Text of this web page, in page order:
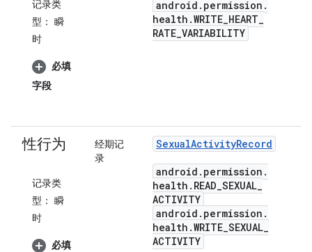
记录类
型： 瞬
时
必填
字段
android . permission .
health .WRITE_HEART_
RATE_VARIABILITY
性行为
记录类
型： 瞬
时
必填
经期记
录
SexualActivityRecord
android . permission .
health . READ_SEXUAL_
ACTIVITY
android . permission .
health .WRITE_SEXUAL_
ACTIVITY